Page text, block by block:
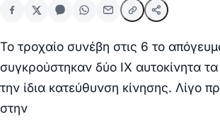
Το τροχαίο συνέβη στις 6 το
συγκρούστηκαν δύο ΙΧ αυτοκίνητα τα
την ίδια κατεύθυνση κίνησης. Λίγο
στην